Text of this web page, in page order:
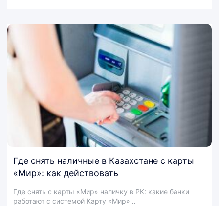
Где снять наличные в Казахстане с карты
«Мир»: как действовать
Где снять с карты «Мир» наличку в РК: какие банки
работают с системой Карту «Мир»…